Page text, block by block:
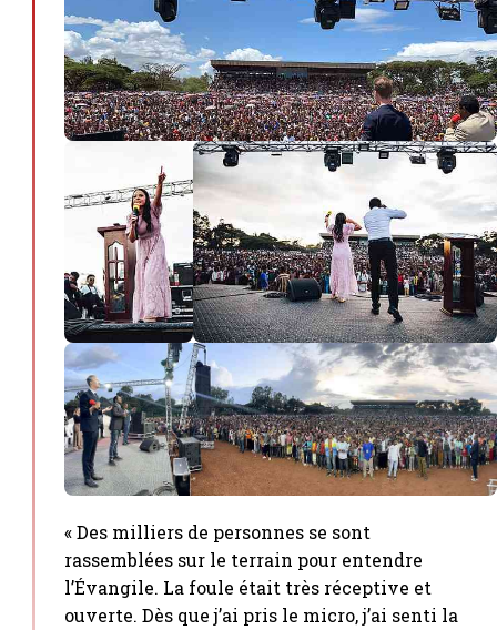
« Des milliers de personnes se sont
rassemblées sur le terrain pour entendre
l’Évangile. La foule était très réceptive et
ouverte. Dès que j’ai pris le micro, j’ai senti la